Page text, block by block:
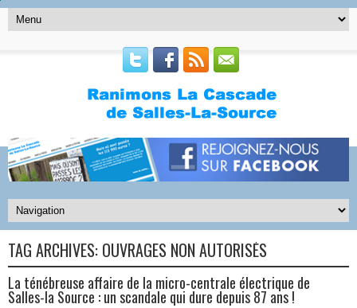
TAG ARCHIVES: OUVRAGES NON AUTORISÉS
La ténébreuse affaire de la micro-centrale électrique de
Salles-la Source : un scandale qui dure depuis 87 ans !